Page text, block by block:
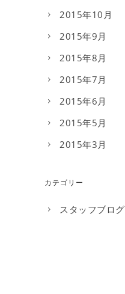
2015年10月
2015年9月
2015年8月
2015年7月
2015年6月
2015年5月
2015年3月
カテゴリー
スタッフブログ